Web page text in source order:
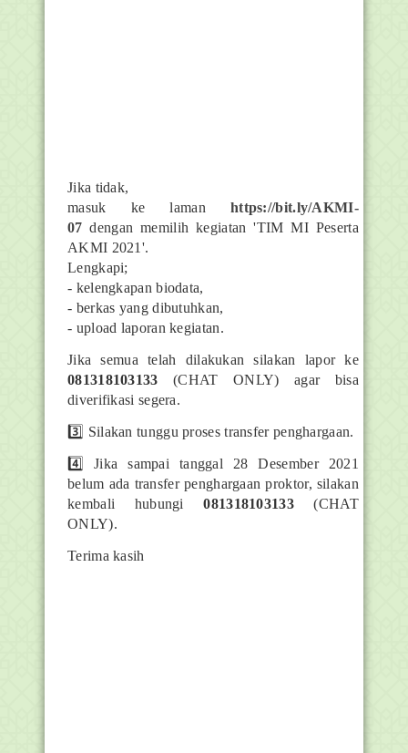
Jika tidak,
masuk ke laman https://bit.ly/AKMI-
07 dengan memilih kegiatan 'TIM MI Peserta
AKMI 2021'.
Lengkapi;
- kelengkapan biodata,
- berkas yang dibutuhkan,
- upload laporan kegiatan.
Jika semua telah dilakukan silakan lapor ke
081318103133 (CHAT ONLY) agar bisa
diverifikasi segera.
3️⃣ Silakan tunggu proses transfer penghargaan.
4️⃣ Jika sampai tanggal 28 Desember 2021
belum ada transfer penghargaan proktor, silakan
kembali hubungi081318103133(CHAT
ONLY).
Terima kasih